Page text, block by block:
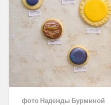
фото Надежды Бурминой